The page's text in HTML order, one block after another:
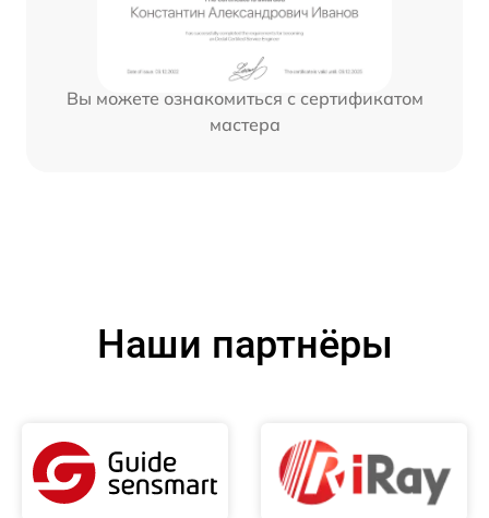
Вы можете ознакомиться с сертификатом
мастера
Наши партнёры